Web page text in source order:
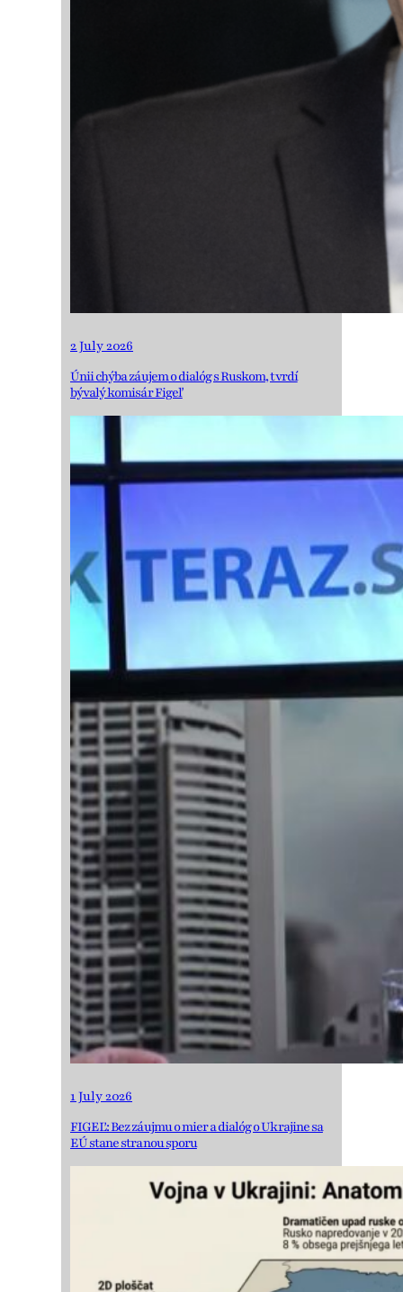
2 July 2026
Únii chýba záujem o dialóg s Ruskom, tvrdí
bývalý komisár Figeľ
1 July 2026
FIGEĽ: Bez záujmu o mier a dialóg o Ukrajine sa
EÚ stane stranou sporu